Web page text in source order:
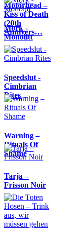
Motörhead –
Kiss of Death
(20th
Annivers…
Mork -
Monolitt
Speedslut -
Cimbrian
Rites
Warning –
Rituals Of
Shame
Tarja –
Frisson Noir